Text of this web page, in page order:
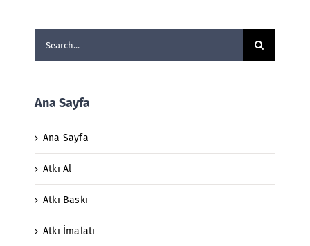
Ana Sayfa
Ana Sayfa
Atkı Al
Atkı Baskı
Atkı İmalatı